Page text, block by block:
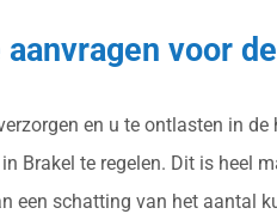
voor
en u te ontlasten in
Brakel te regelen. Dit is
een schatting van het aantal